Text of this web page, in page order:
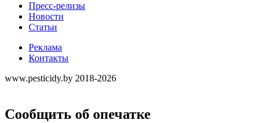
Пресс-релизы
Новости
Статьи
Реклама
Контакты
www.pesticidy.by 2018-2026
Сообщить об опечатке